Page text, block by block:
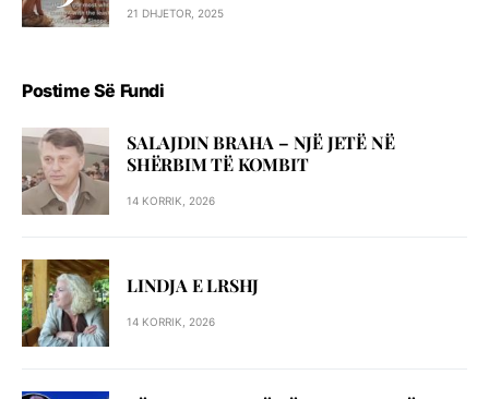
21 DHJETOR, 2025
Postime Së Fundi
SALAJDIN BRAHA – NJЁ JETЁ NЁ
SHЁRBIM TЁ KOMBIT
14 KORRIK, 2026
LINDJA E LRSHJ
14 KORRIK, 2026